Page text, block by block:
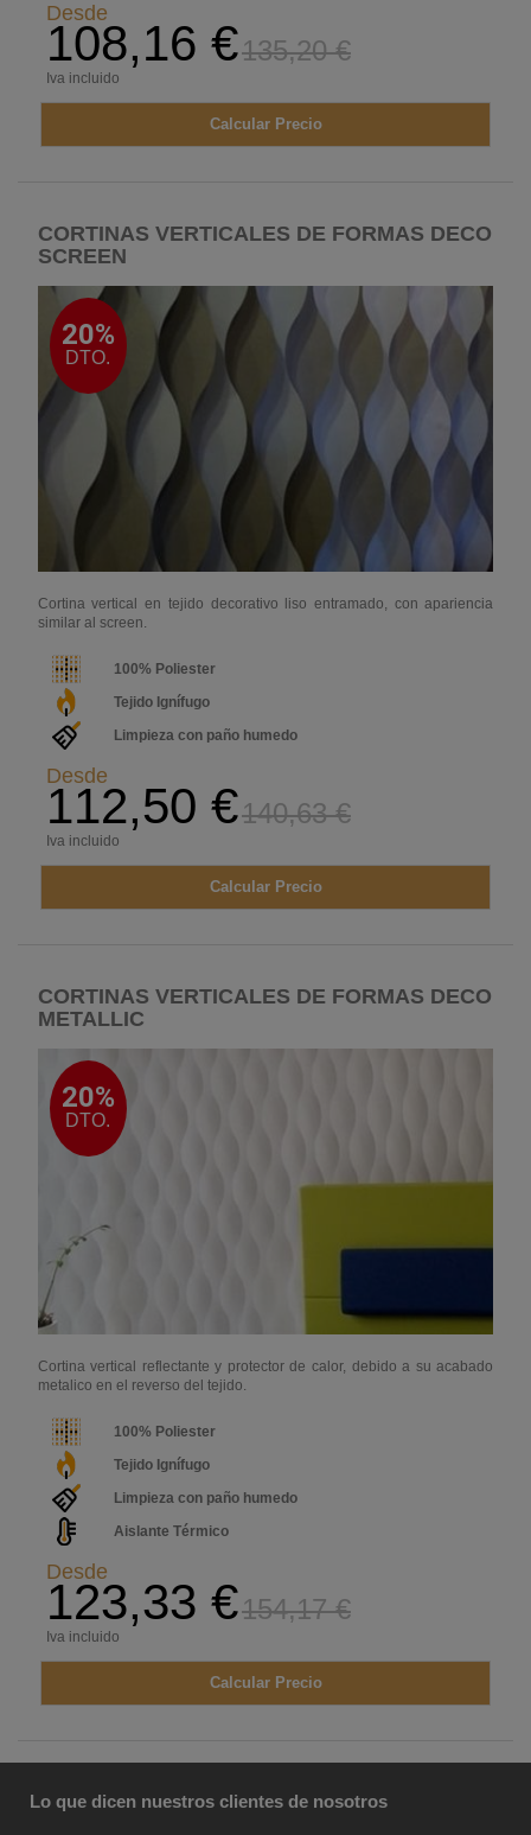
Desde
108,16 €135,20 €
Iva incluido
Calcular Precio
CORTINAS VERTICALES DE FORMAS DECO
SCREEN
20%
DTO.
Cortina vertical en tejido decorativo liso entramado, con apariencia
similar al screen.
100% Poliester
Tejido Ignífugo
Limpieza con paño humedo
Desde
112,50 €140,63 €
Iva incluido
Calcular Precio
CORTINAS VERTICALES DE FORMAS DECO
METALLIC
20%
DTO.
Cortina vertical reflectante y protector de calor, debido a su acabado
metalico en el reverso del tejido.
100% Poliester
Tejido Ignífugo
Limpieza con paño humedo
Aislante Térmico
Desde
123,33 €154,17 €
Iva incluido
Calcular Precio
Lo que dicen nuestros clientes de nosotros